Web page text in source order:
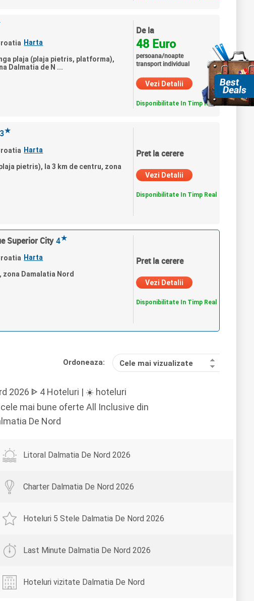
De la
48 Euro
persoana/noapte
transport individual
Vezi Detalii
Disponibilitate In Timp Real
Harta
plaja (plaja pietris, platforma),
Dalmatia de N ...
Pret la cerere
Vezi Detalii
Disponibilitate In Timp Real
3★
Harta
pietris), la 3 km de centru, zona
Pret la cerere
Vezi Detalii
Disponibilitate In Timp Real
Superior City 4★
Harta
zona Damalatia Nord
Ordoneaza: Cele mai vizualizate
2026 ᐈ 4 Hoteluri | ☀️ hoteluri
mai bune oferte All Inclusive din
De Nord
Litoral Dalmatia De Nord 2026
Charter Dalmatia De Nord 2026
Hoteluri 5 Stele Dalmatia De Nord 2026
Last Minute Dalmatia De Nord 2026
Hoteluri vizitate Dalmatia De Nord